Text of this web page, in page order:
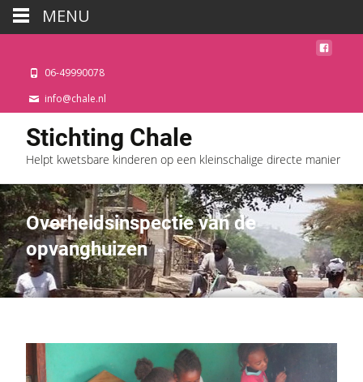
06-49990078
info@chale.nl
Stichting Chale
Helpt kwetsbare kinderen op een kleinschalige directe manier
Overheidsinspectie van de
opvanghuizen
MENU